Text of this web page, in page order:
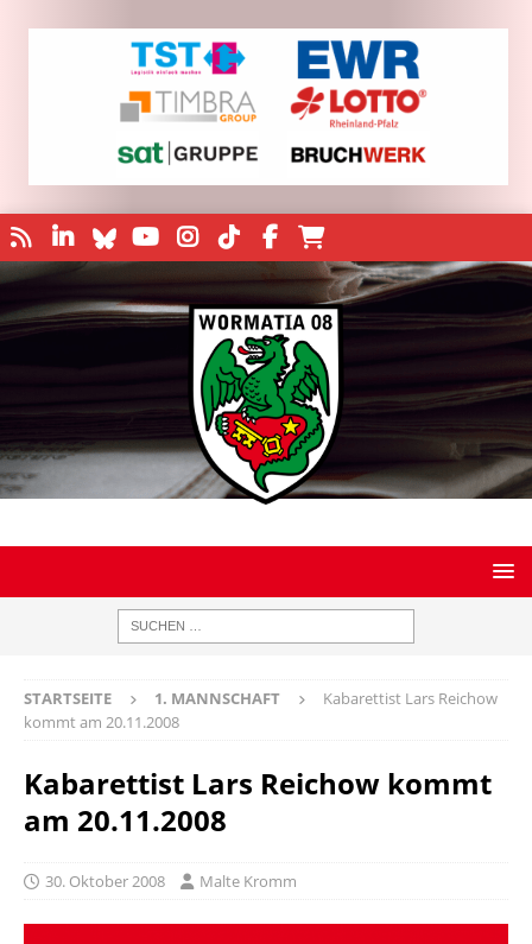
STARTSEITE 1. MANNSCHAFT
Kabarettist Lars Reichow
kommt am 20.11.2008
Kabarettist Lars Reichow kommt
am 20.11.2008
30. Oktober 2008 Malte Kromm